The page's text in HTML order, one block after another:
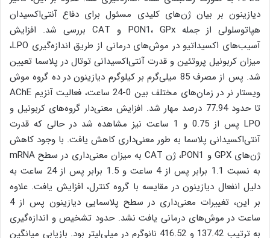
دیازینون بر بیان ژن‌های کلیدی مسئول برای دفاع آنتی‌اکسیدان
هپاتوسلولی از جمله PON1، GPx و CAT بررسی شد. افزایش
آسیب‌های اکسیداتیو در موش‌های درمانی از طریق اندازه‌گیری LPO،
میزان کربونیل پروتئین و قدرت آنتی‌اکسیدانی توتال در پلاسما تعیین
شد. پس از مصرف 85 میلی‌گرم بر کیلوگرم دیازینون در ده گروه موش
ویستار نر در زمان‌های مختلف بین 0-24 ساعت، فعالیت آنزیم AChE
تا حدود 77.94 درصد مهار شد. افزایش معنی‌دار گروه‌های کربونیل و
LPO پس از 0.75 و 1 ساعت نیز مشاهده شد در حالی که قدرت
آنتی‌اکسیدانی پلاسما به طور معنی‌داری کاهش یافت. با وجود کاهش
ژن‌های GPX و PON1، ژن CAT به میزان معنی‌داری در سطح mRNA
به نسبت 1.1 برابر پس از 4 ساعت و 1.5 برابر پس از 24 ساعت به
دلیل انفعال دیازینون در مقایسه با گروه کنترل، افزایش یافت. علاوه
بر این، تغییرات معنی‌داری در سطح پلاسمایی دیازینون پس از 4
ساعت در موش‌های درمانی یافت نشد. حدود تشخیص و اندازه‌گیری
به ترتیب 137.42 و 416.52 نانوگرم در میلی‌لیتر بود. بازیابی میانگین